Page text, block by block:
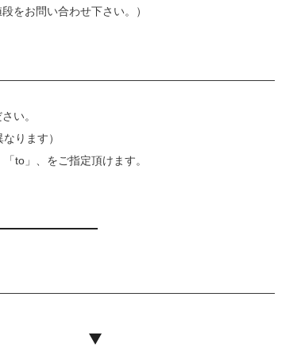
をお問い合わせ下さい。）
い。
ります）
to」、をご指定頂けます。